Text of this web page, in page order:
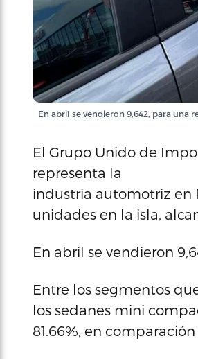
En abril se vendieron 9,642, para una
El Grupo Unido de
representa la
industria automotriz en
unidades en la isla,
En abril se vendieron
Entre los segmentos
los sedanes mini
81.66%, en